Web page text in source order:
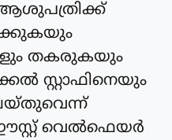
ആശുപത്രിക്ക്
തകരുകയും
സ്റ്റാഫിനെയും
വെല്‍ഫെയര്‍